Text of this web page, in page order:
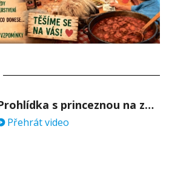
Prohlídka s princeznou na zámku Stekník
Přehrát video